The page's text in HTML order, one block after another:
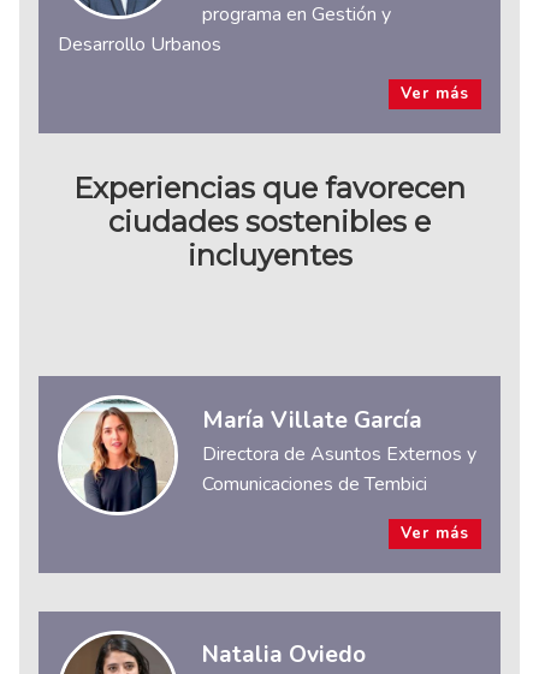
programa en Gestión y
Desarrollo Urbanos
Ver más
Experiencias que favorecen
ciudades sostenibles e
incluyentes
María Villate García
Directora de Asuntos Externos y
Comunicaciones de Tembici
Ver más
Natalia Oviedo